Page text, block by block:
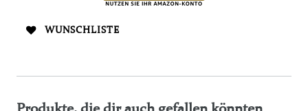
WUNSCHLISTE